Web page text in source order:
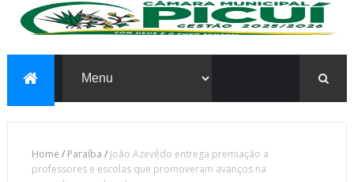
Home / Paraíba / João Azevêdo entrega premiação a
professores e escolas que promoveram avanços na